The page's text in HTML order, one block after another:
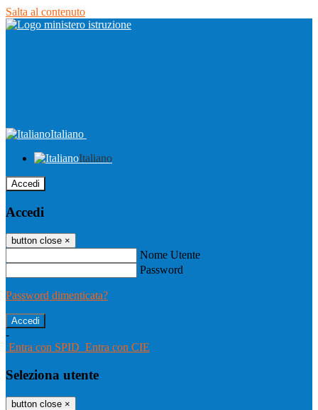
Salta al contenuto
Italiano
Italiano
Accedi
Accedi
button close ×
Nome Utente
Password
Password dimenticata?
-
Entra con SPID Entra con CIE
Seleziona utente
button close ×